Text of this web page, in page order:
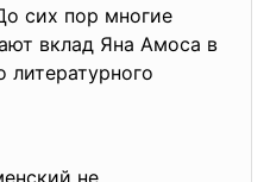
сих пор многие
вклад Яна Амоса в
литературного
не